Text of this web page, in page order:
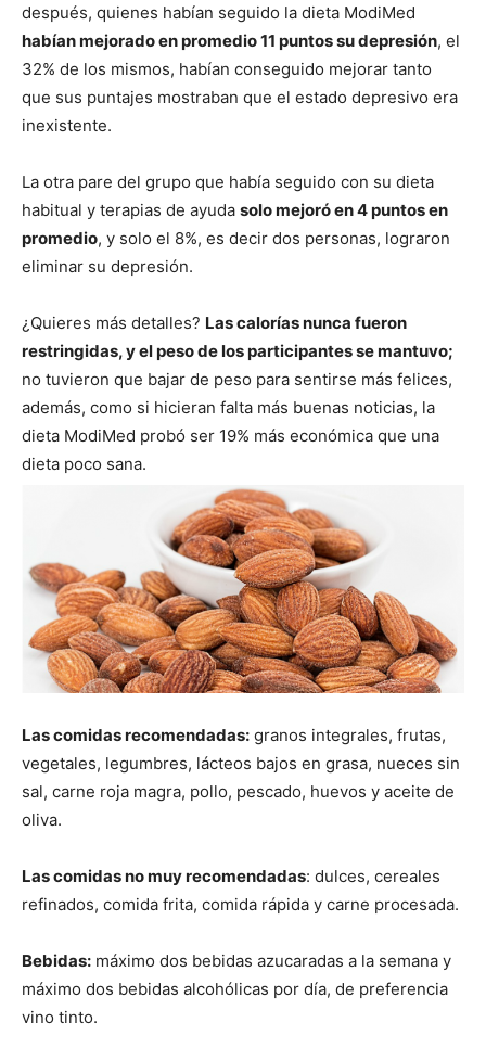
después, quienes habían seguido la dieta ModiMed
habían mejorado en promedio 11 puntos su depresión, el
32% de los mismos, habían conseguido mejorar tanto
que sus puntajes mostraban que el estado depresivo era
inexistente.
La otra pare del grupo que había seguido con su dieta
habitual y terapias de ayuda solo mejoró en 4 puntos en
promedio, y solo el 8%, es decir dos personas, lograron
eliminar su depresión.
¿Quieres más detalles? Las calorías nunca fueron
restringidas, y el peso de los participantes se mantuvo;
no tuvieron que bajar de peso para sentirse más felices,
además, como si hicieran falta más buenas noticias, la
dieta ModiMed probó ser 19% más económica que una
dieta poco sana.
Las comidas recomendadas: granos integrales, frutas,
vegetales, legumbres, lácteos bajos en grasa, nueces sin
sal, carne roja magra, pollo, pescado, huevos y aceite de
oliva.
Las comidas no muy recomendadas: dulces, cereales
refinados, comida frita, comida rápida y carne procesada.
Bebidas: máximo dos bebidas azucaradas a la semana y
máximo dos bebidas alcohólicas por día, de preferencia
vino tinto.